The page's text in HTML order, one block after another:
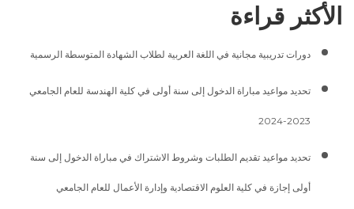
الأكثر قراءة
دورات تدريبية مجانية في اللغة العربية لطلاب الشهادة المتوسطة الرسمية
تحديد مواعيد مباراة الدخول إلى سنة أولى في كلية الهندسة للعام الجامعي
2023-2024
تحديد مواعيد تقديم الطلبات وشروط الاشتراك في مباراة الدخول إلى سنة
أولى إجازة في كلية العلوم الاقتصادية وإدارة الأعمال للعام الجامعي